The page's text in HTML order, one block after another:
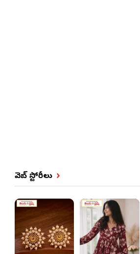
వెబ్ స్టోరీలు